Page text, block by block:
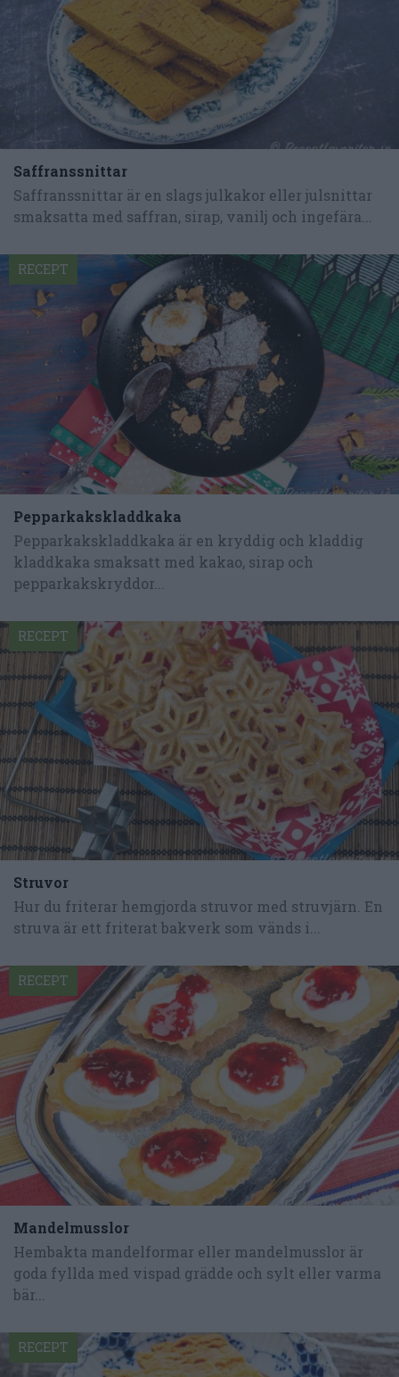
Saffranssnittar
Saffranssnittar är en slags julkakor eller julsnittar
smaksatta med saffran, sirap, vanilj och ingefära...
Pepparkakskladdkaka
Pepparkakskladdkaka är en kryddig och kladdig
kladdkaka smaksatt med kakao, sirap och
pepparkakskryddor...
RECEPT
Struvor
Hur du friterar hemgjorda struvor med struvjärn. En
struva är ett friterat bakverk som vänds i...
RECEPT
Mandelmusslor
Hembakta mandelformar eller mandelmusslor är
goda fyllda med vispad grädde och sylt eller varma
bär...
RECEPT
RECEPT